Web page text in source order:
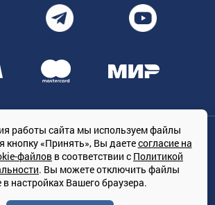
ответственностью «ТРЕЙДКОН», ОГРН:
г. Санкт-Петербург, проспект Медиков, 7
- оптовая продажа кондиционеров и
техники на территории РФ
принадлежит ООО «ТРЕЙДКОН»
работы сайта мы используем файлы
«Принять», Вы даетесогласие на
файлов в соответствии с Политикой
. Вы можете отключить файлы
в настройках Вашего браузера.